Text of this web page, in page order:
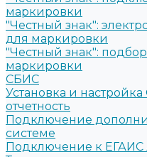
маркировки
"Честный знак":
для маркировки
"Честный знак":
маркировки
СБИС
Установка и
отчетность
Подключение
системе
Подключение к